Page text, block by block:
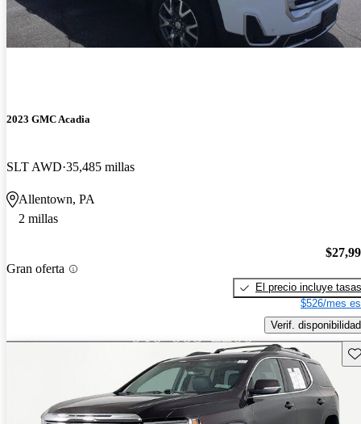
2023 GMC Acadia
SLT AWD 35,485 millas
Allentown, PA
2 millas
Gran oferta
El precio incluye tasas
$526/mes
Verif. disponibilidad